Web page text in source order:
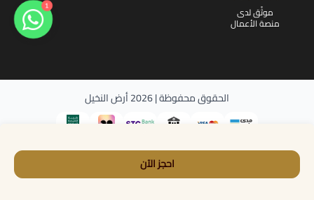
احجز الآن
موثّق لدى
منصة الأعمال
الحقوق محفوظة | 2026 أرض النخيل
1